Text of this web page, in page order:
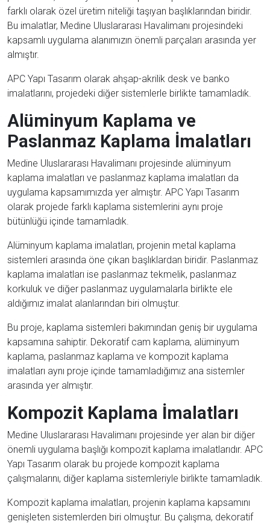
farklı olarak özel üretim niteliği taşıyan başlıklarından biridir.
Bu imalatlar, Medine Uluslararası Havalimanı projesindeki
kapsamlı uygulama alanımızın önemli parçaları arasında yer
almıştır.
APC Yapı Tasarım olarak ahşap-akrilik desk ve banko
imalatlarını, projedeki diğer sistemlerle birlikte tamamladık.
Alüminyum Kaplama ve
Paslanmaz Kaplama İmalatları
Medine Uluslararası Havalimanı projesinde alüminyum
kaplama imalatları ve paslanmaz kaplama imalatları da
uygulama kapsamımızda yer almıştır. APC Yapı Tasarım
olarak projede farklı kaplama sistemlerini aynı proje
bütünlüğü içinde tamamladık.
Alüminyum kaplama imalatları, projenin metal kaplama
sistemleri arasında öne çıkan başlıklardan biridir. Paslanmaz
kaplama imalatları ise paslanmaz tekmelik, paslanmaz
korkuluk ve diğer paslanmaz uygulamalarla birlikte ele
aldığımız imalat alanlarından biri olmuştur.
Bu proje, kaplama sistemleri bakımından geniş bir uygulama
kapsamına sahiptir. Dekoratif cam kaplama, alüminyum
kaplama, paslanmaz kaplama ve kompozit kaplama
imalatları aynı proje içinde tamamladığımız ana sistemler
arasında yer almıştır.
Kompozit Kaplama İmalatları
Medine Uluslararası Havalimanı projesinde yer alan bir diğer
önemli uygulama başlığı kompozit kaplama imalatlarıdır. APC
Yapı Tasarım olarak bu projede kompozit kaplama
çalışmalarını, diğer kaplama sistemleriyle birlikte tamamladık.
Kompozit kaplama imalatları, projenin kaplama kapsamını
genişleten sistemlerden biri olmuştur. Bu çalışma, dekoratif